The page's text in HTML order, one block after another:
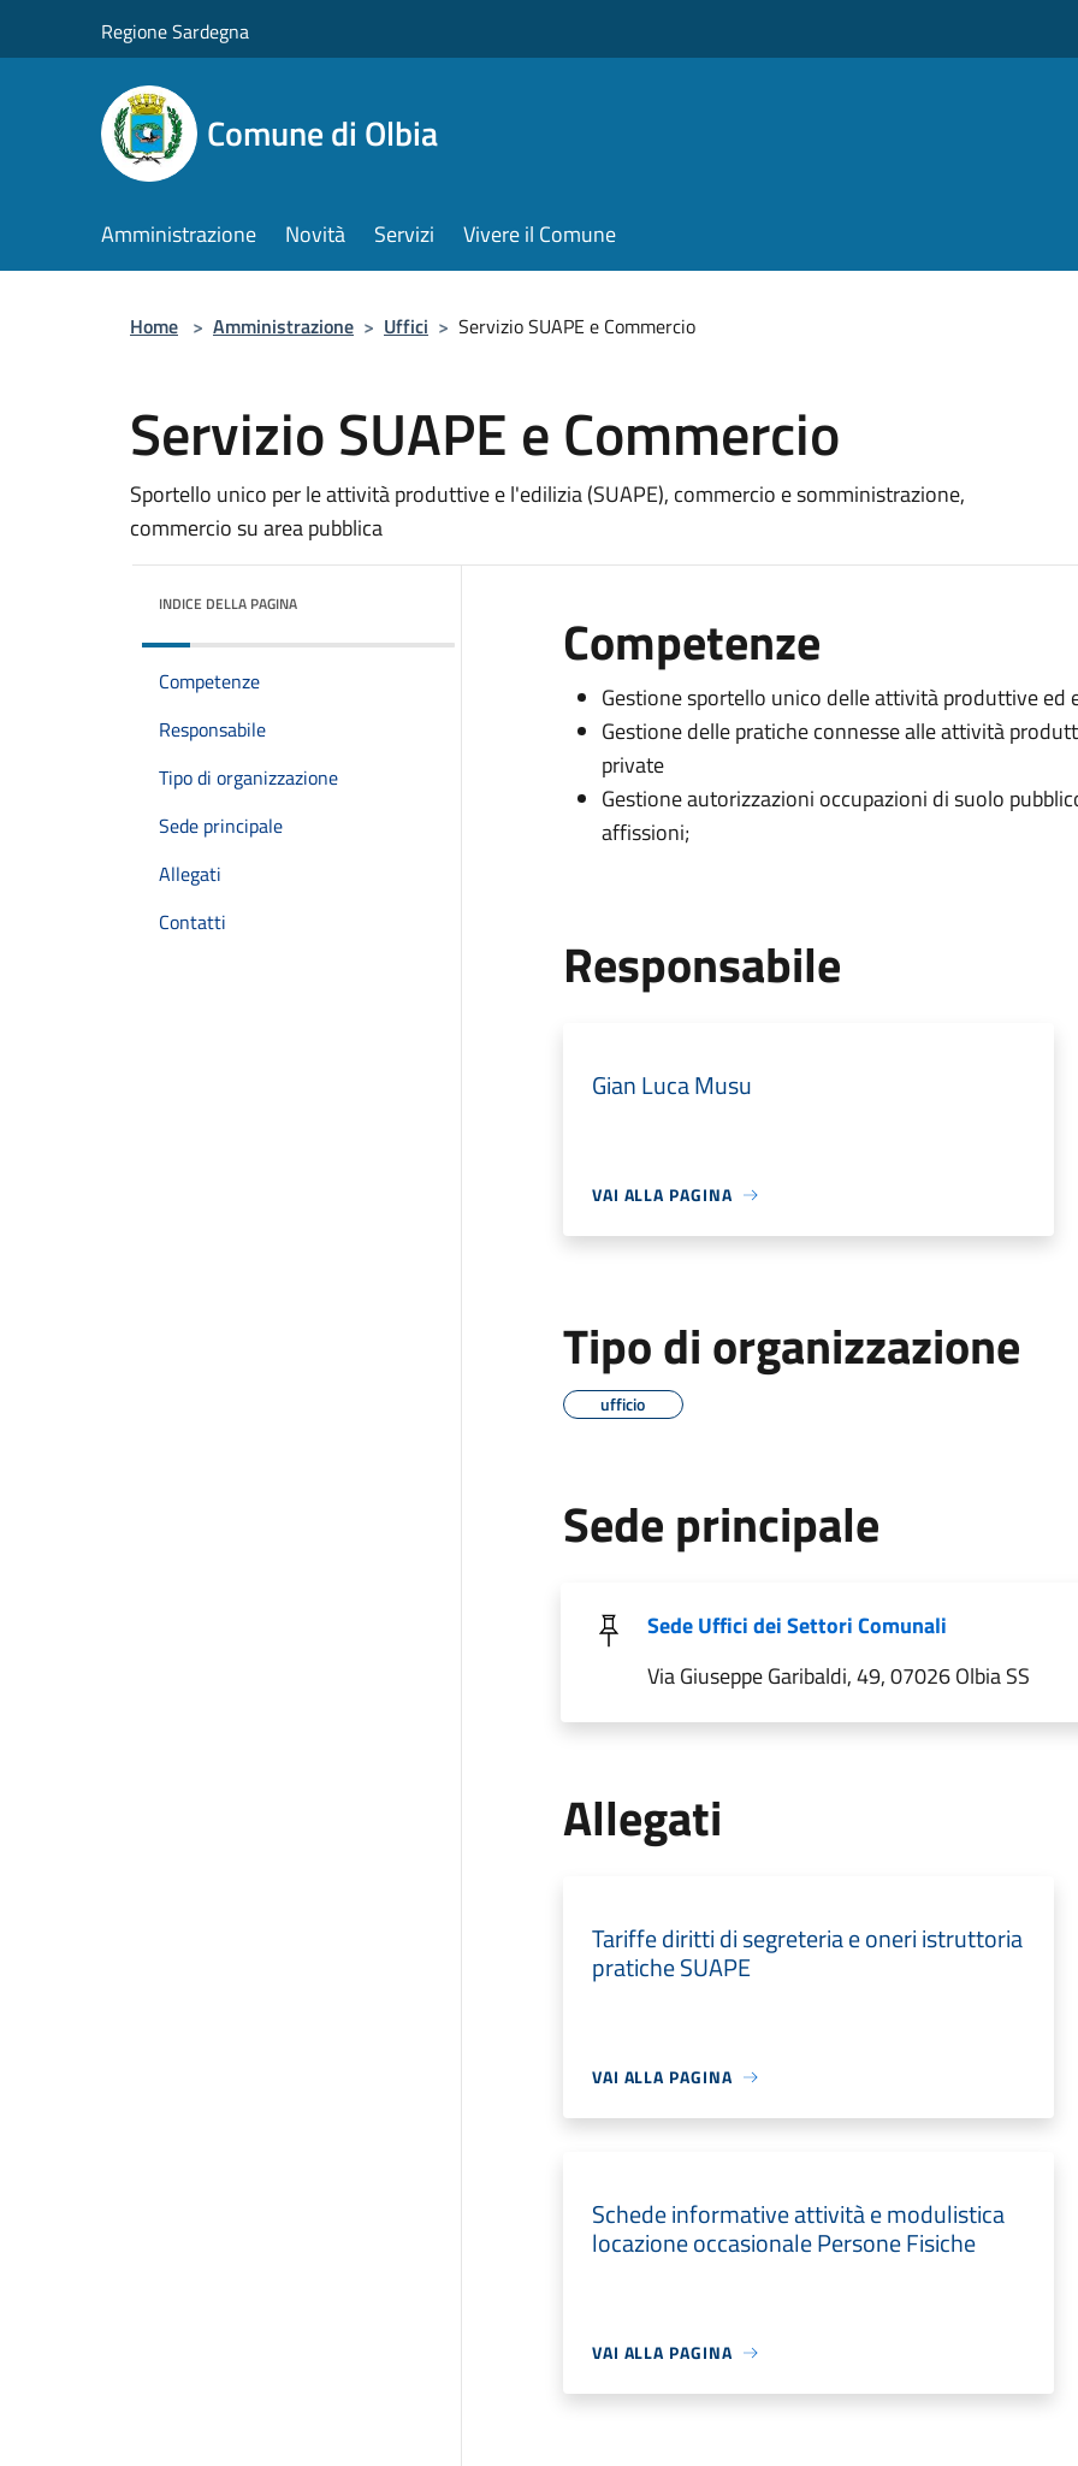
Regione Sardegna
Comune di Olbia
Amministrazione Novità Servizi Vivere il Comune
Home > Amministrazione > Uffici > Servizio SUAPE e Commercio
Servizio SUAPE e Commercio
Sportello unico per le attività produttive e l'edilizia (SUAPE), commercio e somministrazione,
commercio su area pubblica
INDICE DELLA PAGINA
Competenze
Responsabile
Tipo di organizzazione
Sede principale
Allegati
Contatti
Competenze
Gestione sportello unico delle attività produttive ed
Gestione delle pratiche connesse alle attività
private
Gestione autorizzazioni occupazioni di suolo
affissioni;
Responsabile
Gian Luca Musu
VAI ALLA PAGINA
Tipo di organizzazione
ufficio
Sede principale
Sede Uffici dei Settori Comunali
Via Giuseppe Garibaldi, 49, 07026 Olbia SS
Allegati
Tariffe diritti di segreteria e oneri istruttoria
pratiche SUAPE
VAI ALLA PAGINA
Schede informative attività e modulistica
locazione occasionale Persone Fisiche
VAI ALLA PAGINA